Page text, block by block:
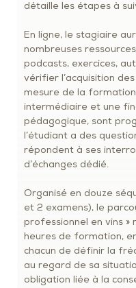
détaille les étapes à
En ligne, le stagiaire
nombreuses
podcasts, exercices,
vérifier l’acquisition
mesure de la
intermédiaire et une
pédagogique, sont
l’étudiant a des
répondent à ses
d’échanges dédié.
Organisé en douze
et 2 examens), le
professionnel en vins
heures de formation,
chacun de définir la
au regard de sa
obligation liée à la